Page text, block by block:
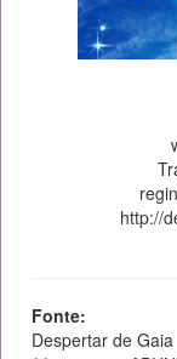
http://
Fonte:
Despertar de Gaia